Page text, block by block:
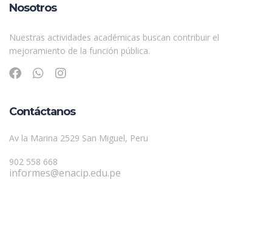
Nosotros
Nuestras actividades académicas buscan contribuir el
mejoramiento de la función pública.
Contáctanos
Av la Marina 2529 San Miguel, Peru
902 558 668
informes@enacip.edu.pe